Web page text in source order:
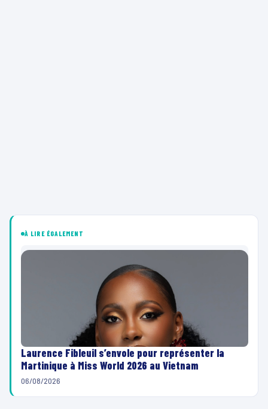
À LIRE ÉGALEMENT
Laurence Fibleuil s’envole pour représenter la
Martinique à Miss World 2026 au Vietnam
06/08/2026